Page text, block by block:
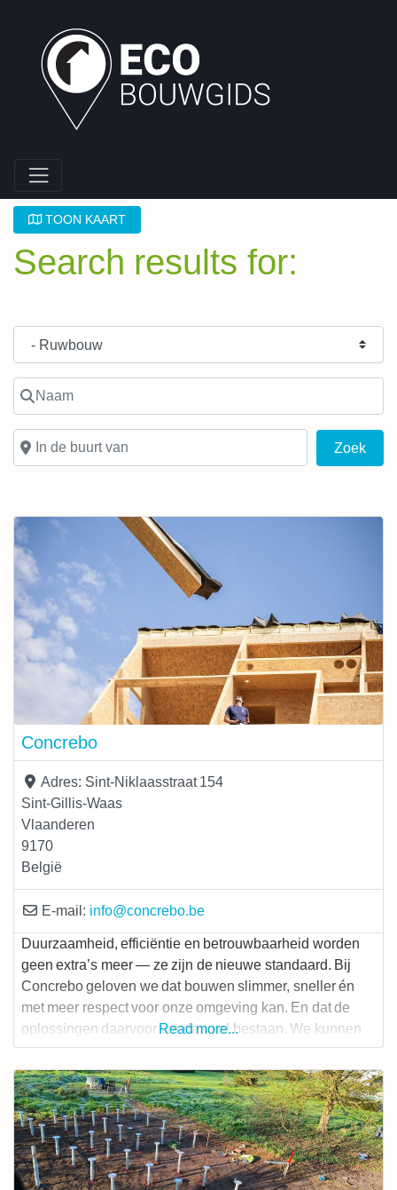
TOON KAART
Search results for:
Naam
In de buurt van
ZoekZoek
Concrebo
Adres: Sint-Niklaasstraat 154
Sint-Gillis-Waas
Vlaanderen
9170
België
E-mail: info@concrebo.be
Duurzaamheid, efficiëntie en betrouwbaarheid worden
geen extra’s meer — ze zijn de nieuwe standaard. Bij
Concrebo geloven we dat bouwen slimmer, sneller én
met meer respect voor onze omgeving kan. En dat de
oplossingen daarvoor vandaag al bestaan. We kunnen
niet blijven bouwen zoals we dat al decennia doen.
Prefab en houtmassiefbouw bieden een intelligent
alternatief: minder faalkosten, hogere kwaliteit,
Read more...